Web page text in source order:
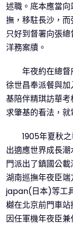
述職。底本應當
撫，移駐長沙，
只好到督署向張
洋務案牘。
年夜約在總
徐世昌奉派餐與
基陪伴精琪訪華
求肇基的看法，就
1905年夏秋
出適應世界成長
門派出了鎮國公
湖南巡撫年夜臣
japan(日本)等工
樾在北京前門車
因任軍機年夜臣